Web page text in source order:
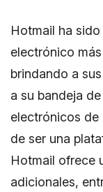
Hotmail ha
electrónico
brindando a
a su bandeja
electrónicos de
de ser una
Hotmail ofrece
adicionales,